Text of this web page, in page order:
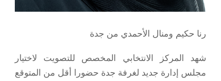
رنا حكيم ومنال الأحمدي من جدة
شهد المركز الانتخابي المخصص للتصويت لاختيار
مجلس إدارة جديد لغرفة جدة حضورا أقل من المتوقع